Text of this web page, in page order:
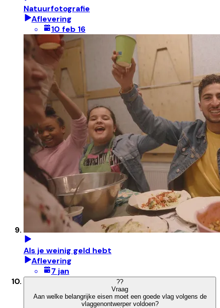
Natuurfotografie
Aflevering
10 feb 16
Als je weinig geld hebt
Aflevering
7 jan
??
Vraag
Aan welke belangrijke eisen moet een goede vlag volgens de
vlaggenontwerper voldoen?